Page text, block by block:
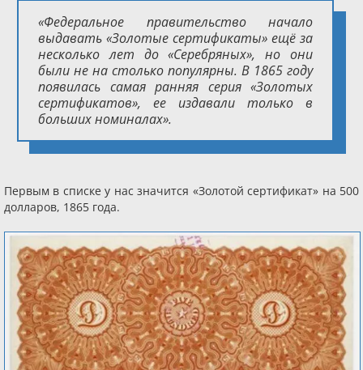
«Федеральное правительство начало
выдавать «Золотые сертификаты» ещё за
несколько лет до «Серебряных», но они
были не на столько популярны. В 1865 году
появилась самая ранняя серия «Золотых
сертификатов», ее издавали только в
больших номиналах».
Первым в списке у нас значится «Золотой сертификат» на 500
долларов, 1865 года.